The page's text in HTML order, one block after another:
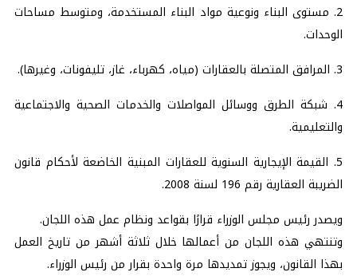
2. مستوى البناء ونوعية مواد البناء المستخدمة، ومتوسط مساحات
الوحدات.
3. المرافق المتصلة بالعقارات (مياه، كهرباء، غاز، تليفونات، وغيرها).
4. شبكة الطرق ووسائل المواصلات والخدمات الصحية والاجتماعية
والتعليمية.
5. القيمة الإيجارية السنوية للعقارات المبنية الخاضعة لأحكام قانون
الضريبة العقارية رقم 196 لسنة 2008.
ويصدر رئيس مجلس الوزراء قرارًا بقواعد ونظام عمل هذه اللجان.
وتنتهي هذه اللجان من أعمالها خلال ثلاثة أشهر من تاريخ العمل
بهذا القانون، ويجوز تمديدها مرة واحدة بقرار من رئيس الوزراء.